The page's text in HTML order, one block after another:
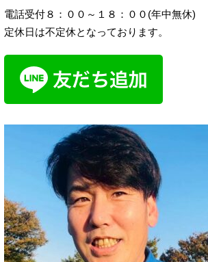
電話受付８：００～１８：００(年中無休)
定休日は不定休となっております。